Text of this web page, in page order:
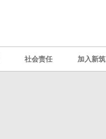
社会责任 加入新筑